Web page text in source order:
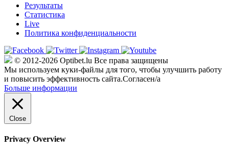
Результаты
Статистика
Live
Политика конфиденциальности
© 2012-2026 Optibet.lu Все права защищены
Мы используем куки-файлы для того, чтобы улучшить работу
и повысить эффективность сайта.Согласен/а
Больше информации
Close
Privacy Overview